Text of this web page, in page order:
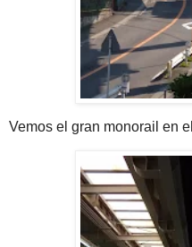
Vemos el gran monorail en